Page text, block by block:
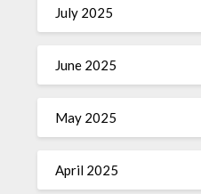
July 2025
June 2025
May 2025
April 2025